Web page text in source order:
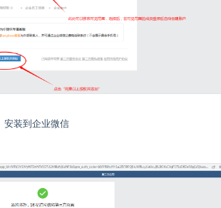
安装到企业微信